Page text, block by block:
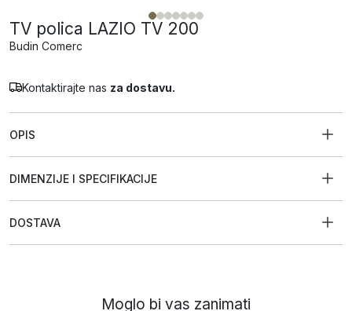
TV polica LAZIO TV 200
Budin Comerc
Kontaktirajte nas za dostavu.
OPIS
DIMENZIJE I SPECIFIKACIJE
DOSTAVA
Moglo bi vas zanimati